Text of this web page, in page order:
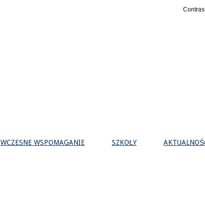
WCZESNE WSPOMAGANIE SZKOŁY